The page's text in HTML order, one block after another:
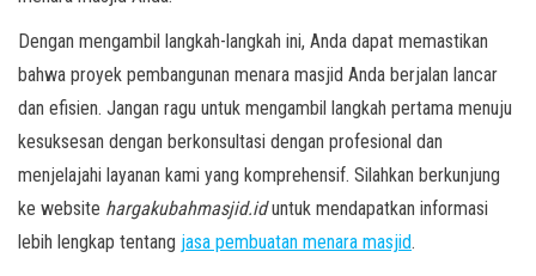
Dengan mengambil langkah-langkah ini, Anda dapat memastikan
bahwa proyek pembangunan menara masjid Anda berjalan lancar
dan efisien. Jangan ragu untuk mengambil langkah pertama menuju
kesuksesan dengan berkonsultasi dengan profesional dan
menjelajahi layanan kami yang komprehensif. Silahkan berkunjung
ke website hargakubahmasjid.iduntuk mendapatkan informasi
lebih lengkap tentang jasa pembuatan menara masjid.